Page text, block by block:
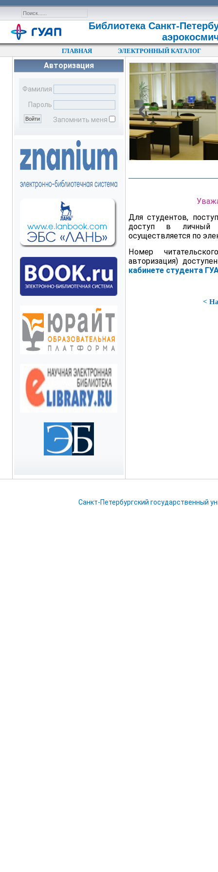
Библиотека Санкт-
ГЛАВНАЯ ЭЛЕКТРОННЫЙ КАТАЛОГ
Авторизация
Фамилия
Пароль
Запомнить меня
‹
Для студентов,
доступ в личный
осуществляется по
Номер
авторизация)
кабинете студента
<
Санкт-Петербургский государственный